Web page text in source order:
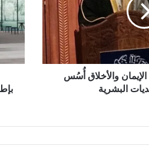
والأخلاق أُسُس
البشرية